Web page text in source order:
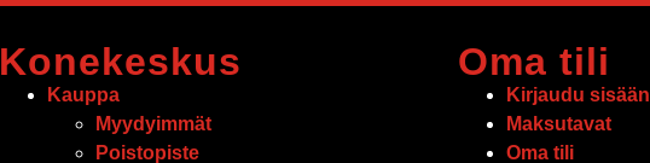
Konekeskus
Kauppa
Myydyimmät
Poistopiste
Oma tili
Kirjaudu sisään
Maksutavat
Oma tili